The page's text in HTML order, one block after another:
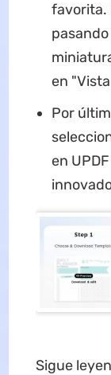
favorita.
en
Por
en
Sigue